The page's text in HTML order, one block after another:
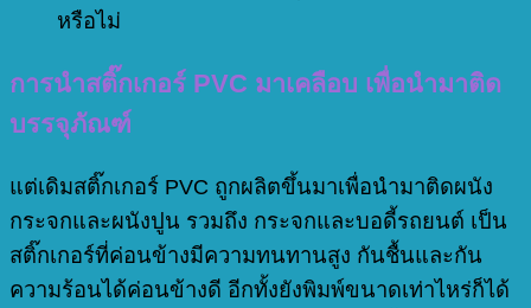
หรือไม่
การนำสติ๊กเกอร์ PVC มาเคลือบ เพื่อนำมาติด
บรรจุภัณฑ์
แต่เดิมสติ๊กเกอร์ PVC ถูกผลิตขึ้นมาเพื่อนำมาติดผนัง
กระจกและผนังปูน รวมถึง กระจกและบอดี้รถยนต์ เป็น
สติ๊กเกอร์ที่ค่อนข้างมีความทนทานสูง กันชื้นและกัน
ความร้อนได้ค่อนข้างดี อีกทั้งยังพิมพ์ขนาดเท่าไหร่ก็ได้